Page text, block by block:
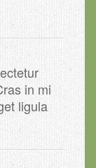
in mi
ligula